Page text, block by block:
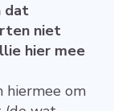
dat
niet
hier mee
hiermee om